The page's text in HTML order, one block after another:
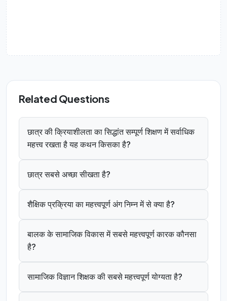
Related Questions
छात्र की क्रियाशीलता का सिद्धांत सम्पूर्ण शिक्षण में सर्वाधिक
महत्त्व रखता है यह कथन किसका है?
छात्र सबसे अच्छा सीखता है?
शैक्षिक प्रक्रिया का महत्त्वपूर्ण अंग निम्न में से क्या है?
बालक के सामाजिक विकास में सबसे महत्त्वपूर्ण कारक कौनसा
है?
सामाजिक विज्ञान शिक्षक की सबसे महत्त्वपूर्ण योग्यता है?